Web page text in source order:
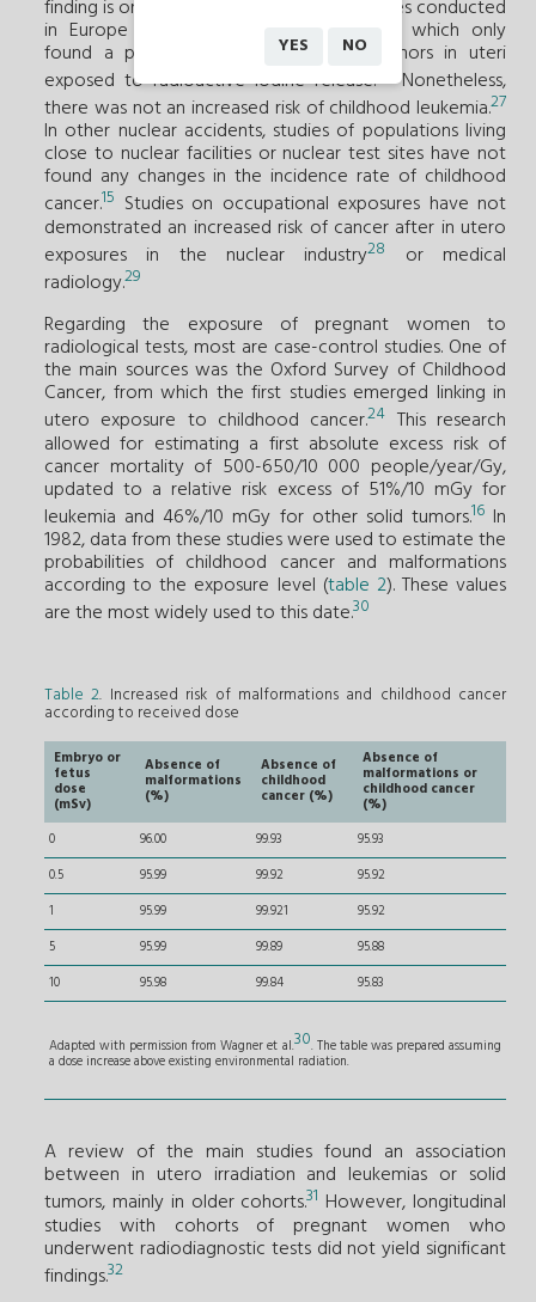
finding is only partially consistent with studies conducted
in Europe after the Chernobyl accident, which only
found a possible increase in thyroid tumors in uteri
exposed to radioactive iodine release. Nonetheless,
there was not an increased risk of childhood leukemia.27
In other nuclear accidents, studies of populations living
close to nuclear facilities or nuclear test sites have not
found any changes in the incidence rate of childhood
cancer.15 Studies on occupational exposures have not
demonstrated an increased risk of cancer after in utero
exposures in the nuclear industry28
or medical
radiology.29
Regarding the exposure of pregnant women to
radiological tests, most are case-control studies. One of
the main sources was the Oxford Survey of Childhood
Cancer, from which the first studies emerged linking in
utero exposure to childhood cancer.24 This research
allowed for estimating a first absolute excess risk of
cancer mortality of 500-650/10 000 people/year/Gy,
updated to a relative risk excess of 51%/10 mGy for
leukemia and 46%/10 mGy for other solid tumors.16In
1982, data from these studies were used to estimate the
probabilities of childhood cancer and malformations
according to the exposure level (table 2). These values
are the most widely used to this date.30
Table 2. Increased risk of malformations and childhood cancer
according to received dose
Embryo or
fetus
dose
(mSv)
Absence of
malformations
(%)
Absence of
childhood
cancer (%)
Absence of
malformations or
childhood cancer
(%)
0
96.00 99.93
95.93
0.5
95.99 99.92
95.92
1
95.99 99.921
95.92
5
95.99 99.89
95.88
10
95.98 99.84 95.83
Adapted with permission from Wagner et al.30. The table was prepared assuming
a dose increase above existing environmental radiation.
A review of the main studies found an association
between in utero irradiation and leukemias or solid
tumors, mainly in older cohorts.31 However, longitudinal
studies with cohorts of pregnant women who
underwent radiodiagnostic tests did not yield significant
findings.32
YES NO